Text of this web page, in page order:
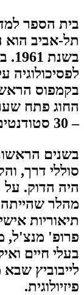
בית הספר
תל-אביב הוא
לפסיכולוגיה
בקמפוס
– 30 סטודנטים, בחדר שהיה גם חדר מעבדה.
בשנים
סוללי דרך,
היה הדוק. על
מהלר שהייתה
תיאוריות
פרופ' מנצ'ל,
בעלי חיים
לייבוביץ שבא
פיזיולוגית.